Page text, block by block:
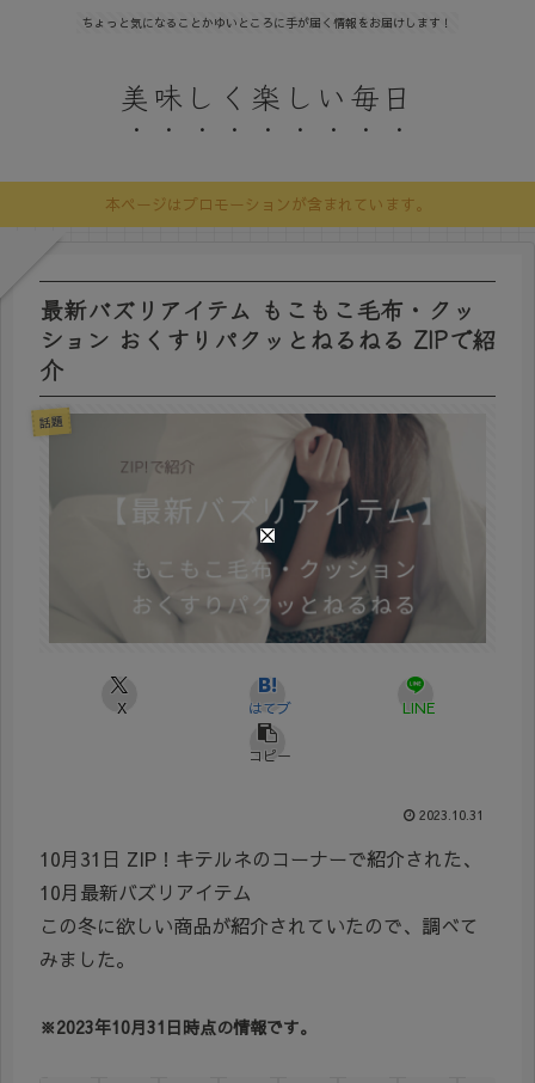
ちょっと気になることかゆいところに手が届く情報をお届けします！
美味しく楽しい毎日
本ページはプロモーションが含まれています。
最新バズリアイテム もこもこ毛布・クッ
ション おくすりパクッとねるねる ZIPで紹
介
話題
X はてブ LINE
コピー
2023.10.31
10月31日 ZIP！キテルネのコーナーで紹介された、
10月最新バズリアイテム
この冬に欲しい商品が紹介されていたので、調べて
みました。
※2023年10月31日時点の情報です。